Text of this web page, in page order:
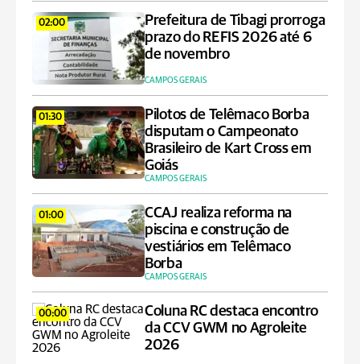
02:00
Prefeitura de Tibagi prorroga
prazo do REFIS 2026 até 6
de novembro
CAMPOS GERAIS
01:30
Pilotos de Telêmaco Borba
disputam o Campeonato
Brasileiro de Kart Cross em
Goiás
CAMPOS GERAIS
01:00
CCAJ realiza reforma na
piscina e construção de
vestiários em Telêmaco
Borba
CAMPOS GERAIS
00:00
Coluna RC destaca encontro
da CCV GWM no Agroleite
2026